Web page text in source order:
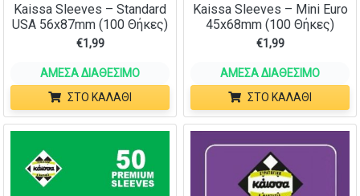
Kaissa Sleeves – Standard
USA 56x87mm (100 Θήκες)
€1,99
ΆΜΕΣΑ ΔΙΑΘΈΣΙΜΟ
ΣΤΟ ΚΑΛΆΘΙ
Kaissa Sleeves – Mini Euro
45x68mm (100 Θήκες)
€1,99
ΆΜΕΣΑ ΔΙΑΘΈΣΙΜΟ
ΣΤΟ ΚΑΛΆΘΙ